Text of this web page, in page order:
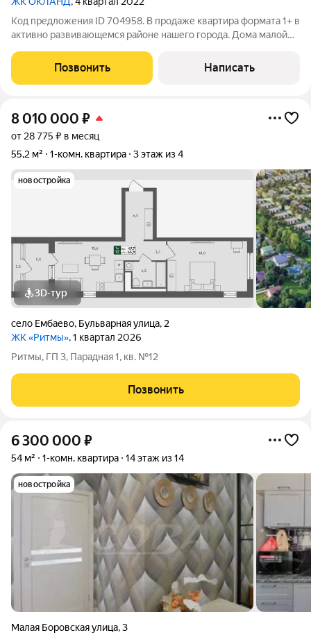
Код предложения ID 704958. В продаже квартира формата 1+ в
активно развивающемся районе нашего города. Дома малой
жить в тихом, уютном, европейском пригороде, где нет места
бетонным
Позвонить Написать
8 010 000 ₽
от 28 775 ₽ в месяц
55,2 м²
1-комн. квартира 3 этаж из 4
новостройка
3D-тур
село Ембаево, Бульварная улица, 2
ЖК «Ритмы», 1 квартал 2026
Ритмы, ГП 3, Парадная 1, кв. №12
Позвонить
6 300 000 ₽
54 м² 1-комн. квартира 14 этаж из 14
новостройка
Малая Боровская улица,3